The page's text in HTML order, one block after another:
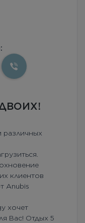
различных
клиентов
Anubis
хочет
Вас! Отдых 5